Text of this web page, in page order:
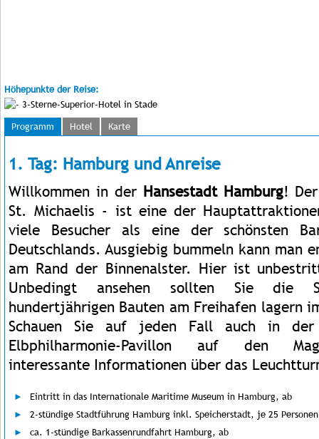
Höhepunkte der Reise:
3-Sterne-Superior-Hotel in Stade
Programm
Hotel Karte
1. Tag: Hamburg und Anreise
Willkommen in der Hansestadt Hamburg!
St. Michaelis - ist eine der
viele Besucher als eine der schönsten
Deutschlands. Ausgiebig bummeln kann man
am Rand der Binnenalster. Hier ist
Unbedingt ansehen sollten Sie die
hundertjährigen Bauten am Freihafen lagern
Schauen Sie auf jeden Fall auch in
Elbphilharmonie-Pavillon auf den
interessante Informationen über das
Eintritt in das Internationale Maritime Museum in Hamburg, ab
2-stündige Stadtführung Hamburg inkl. Speicherstadt, je 25
ca. 1-stündige Barkassenrundfahrt Hamburg, ab